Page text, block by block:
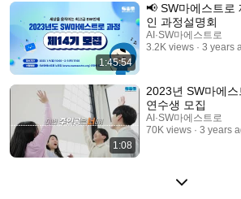
1:45:54
📢 SW마에스트로
인 과정설명회
AI·SW마에스트로
3.2K views
3 years
1:08
2023년 SW마에
연수생 모집
AI·SW마에스트로
70K views
3 years